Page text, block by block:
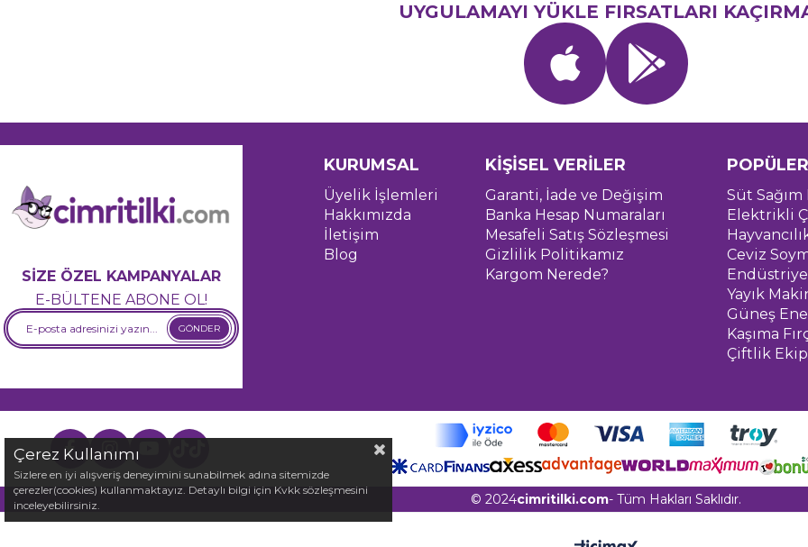
UYGULAMAYI YÜKLE FIRSATLARI
SİZE ÖZEL KAMPANYALAR
E-BÜLTENE ABONE OL!
GÖNDER
KURUMSAL
Üyelik İşlemleri
Hakkımızda
İletişim
Blog
KİŞİSEL VERİLER
Garanti, İade ve Değişim
Banka Hesap Numaraları
Mesafeli Satış Sözleşmesi
Gizlilik Politikamız
Kargom Nerede?
Süt
Elektrikli
Ceviz
Yayık
Güneş
Kaşıma
Çiftlik
© 2024cimritilki.com- Tüm Hakları Saklıdır.
Çerez Kullanımı
Sizlere en iyi alışveriş deneyimini sunabilmek adına sitemizde
çerezler(cookies) kullanmaktayız. Detaylı bilgi için Kvkk sözleşmesini
inceleyebilirsiniz.